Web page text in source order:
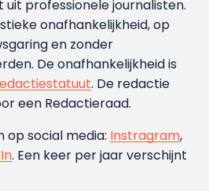
professionele journalisten.
onafhankelijkheid, op
en zonder
De onafhankelijkheid is
. De redactie
een Redactieraad.
op social media: Instragram,
. Een keer per jaar verschijnt